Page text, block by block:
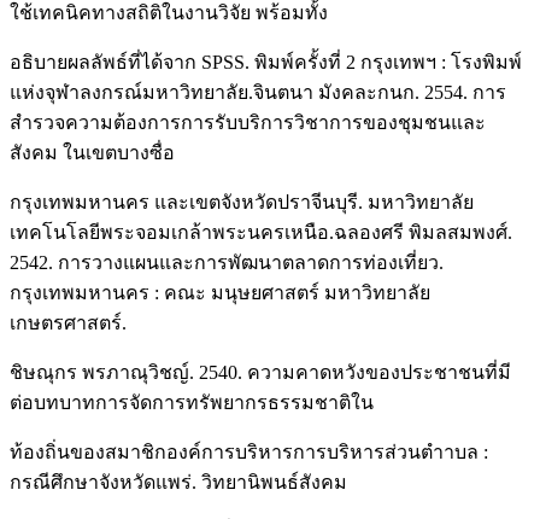
ใช้เทคนิคทางสถิติในงานวิจัย พร้อมทั้ง
อธิบายผลลัพธ์ที่ได้จาก SPSS. พิมพ์ครั้งที่ 2 กรุงเทพฯ : โรงพิมพ์
แห่งจุฬาลงกรณ์มหาวิทยาลัย.จินตนา มังคละกนก. 2554. การ
สำรวจความต้องการการรับบริการวิชาการของชุมชนและ
สังคม ในเขตบางซื่อ
กรุงเทพมหานคร และเขตจังหวัดปราจีนบุรี. มหาวิทยาลัย
เทคโนโลยีพระจอมเกล้าพระนครเหนือ.ฉลองศรี พิมลสมพงศ์.
2542. การวางแผนและการพัฒนาตลาดการท่องเที่ยว.
กรุงเทพมหานคร : คณะ มนุษยศาสตร์ มหาวิทยาลัย
เกษตรศาสตร์.
ชิษณุกร พรภาณุวิชญ์. 2540. ความคาดหวังของประชาชนที่มี
ต่อบทบาทการจัดการทรัพยากรธรรมชาติใน
ท้องถิ่นของสมาชิกองค์การบริหารการบริหารส่วนตำาบล :
กรณีศึกษาจังหวัดแพร่. วิทยานิพนธ์สังคม